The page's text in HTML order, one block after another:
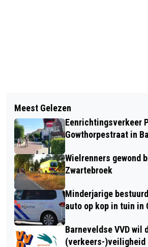
DOORGEREDEN NA
FIETSER IN BARNEVELD
TRAUMAHELIKOPTER
MEDISCH INCIDENT IN
BARNEVELD
Meest Gelezen
Eenrichtingsverkeer
Gowthorpestraat in
Wielrenners gewond
Zwartebroek
Minderjarige
auto op kop in tuin in
Barneveldse VVD wil
(verkeers-)veiligheid